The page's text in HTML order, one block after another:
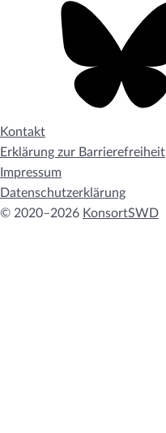
Kontakt
Erklärung zur Barrierefreiheit
Impressum
Datenschutzerklärung
© 2020–2026 KonsortSWD